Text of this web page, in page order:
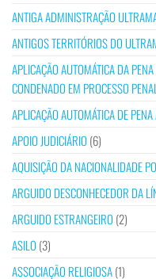
ANTIGA ADMINISTRAÇÃO
ANTIGOS TERRITÓRIOS DO
APLICAÇÃO AUTOMÁTICA DA
CONDENADO EM PROCESSO PENAL
APLICAÇÃO AUTOMÁTICA DE
APOIO JUDICIÁRIO (6)
AQUISIÇÃO DA NACIONALIDADE
ARGUIDO DESCONHECEDOR DA
ARGUIDO ESTRANGEIRO (2)
ASILO (3)
ASSOCIAÇÃO RELIGIOSA(1)